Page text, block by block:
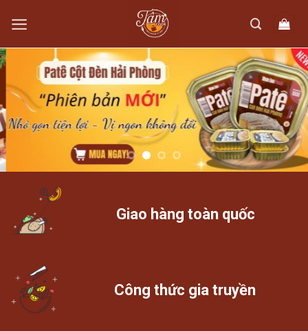
content
Giao hàng toàn quốc
Công thức gia truyền